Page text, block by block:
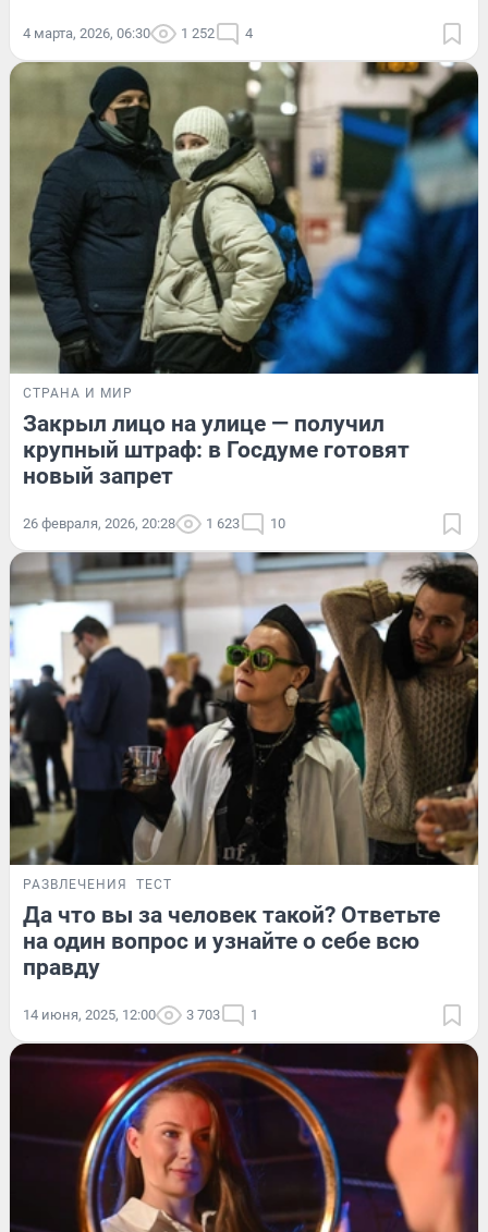
4 марта, 2026, 06:30 1 252 4
СТРАНА И МИР
Закрыл лицо на улице — получил
крупный штраф: в Госдуме готовят
новый запрет
26 февраля, 2026, 20:28 1 623 10
РАЗВЛЕЧЕНИЯ ТЕСТ
Да что вы за человек такой? Ответьте
на один вопрос и узнайте о себе всю
правду
14 июня, 2025, 12:00 3 703 1